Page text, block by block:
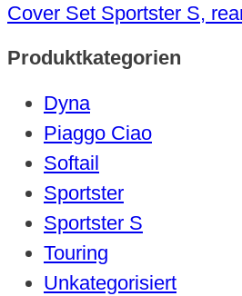
Cover Set Sportster S,
Produktkategorien
Dyna
Piaggo Ciao
Softail
Sportster
Sportster S
Touring
Unkategorisiert